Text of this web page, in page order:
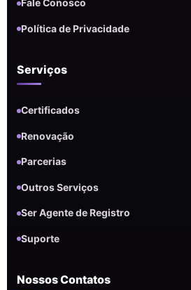
Fale Conosco
Política de Privacidade
Serviços
Certificados
Renovação
Parcerias
Outros Serviços
Ser Agente de Registro
Suporte
Nossos Contatos